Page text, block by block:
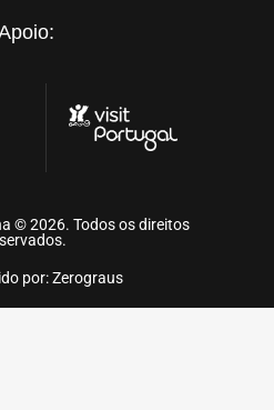
© 2026. Todos os direitos
por: Zerograus